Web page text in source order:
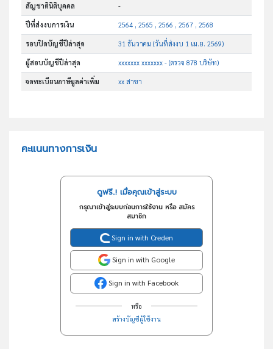
สัญชาตินิติบุคคล -
ปีที่ส่งงบการเงิน 2564 , 2565 , 2566 , 2567 , 2568
รอบปิดบัญชีปีล่าสุด 31 ธันวาคม (วันที่ส่งงบ 1 เม.ย. 2569)
ผู้สอบบัญชีปีล่าสุด xxxxxxx xxxxxxx - (ตรวจ 878 บริษัท)
จดทะเบียนภาษีมูลค่าเพิ่ม xx สาขา
คะแนนทางการเงิน
ดูฟรี..! เมื่อคุณเข้าสู่ระบบ
กรุณาเข้าสู่ระบบก่อนการใช้งาน หรือ สมัคร
สมาชิก
Sign in with Creden
Sign in with Google
Sign in with Facebook
หรือ
สร้างบัญชีผู้ใช้งาน